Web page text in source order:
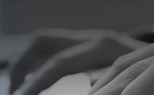
Offre d’emploi
Facebook